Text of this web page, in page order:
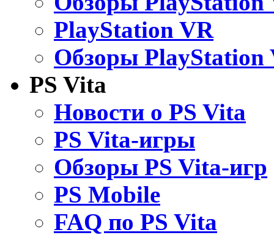
PlayStation VR
Обзоры PlayStation
PS Vita
Новости о PS Vita
PS Vita-игры
Обзоры PS Vita-игр
PS Mobile
FAQ по PS Vita